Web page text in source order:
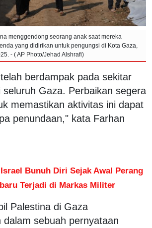
menggendong seorang anak saat mereka
yang didirikan untuk pengungsi di Kota Gaza,
- ( AP Photo/Jehad Alshrafi)
berdampak pada sekitar
seluruh Gaza. Perbaikan segera
memastikan aktivitas ini dapat
penundaan," kata Farhan
Bunuh Diri Sejak Awal Perang
Terjadi di Markas Militer
Palestina di Gaza
dalam sebuah pernyataan